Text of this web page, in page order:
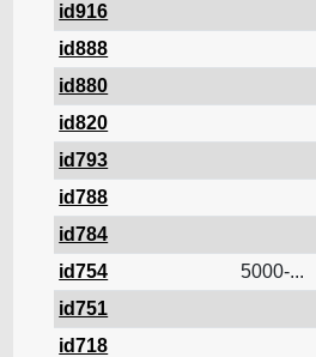
id916
id888
id880
id820
id793
id788
id784
id754
5000-...
id751
id718